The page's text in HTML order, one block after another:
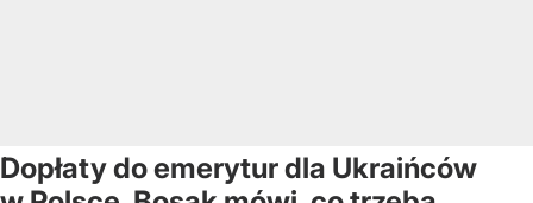
Dopłaty do emerytur dla Ukraińców